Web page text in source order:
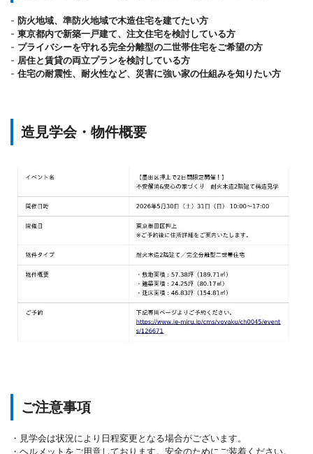
- 防火地域、準防火地域で木造住宅を建てたい方
- 東京都内で新築一戸建て、注文住宅を検討している方
- プライバシーを守れる完全分離型の二世帯住宅をご希望の方
- 居住と賃貸の両立プランを検討している方
- 住宅の耐震性、耐火性など、災害に強い家の仕組みを知りたい方
造見学会・物件概要
ご注意事項
・見学会は状況により日程変更となる場合がございます。
・ヘルメットをご用意しております。安全のためにご装着ください。